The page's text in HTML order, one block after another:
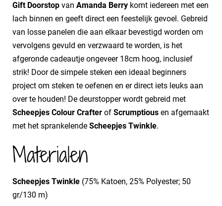
Gift Doorstop van Amanda Berry komt iedereen met een
lach binnen en geeft direct een feestelijk gevoel. Gebreid
van losse panelen die aan elkaar bevestigd worden om
vervolgens gevuld en verzwaard te worden, is het
afgeronde cadeautje ongeveer 18cm hoog, inclusief
strik! Door de simpele steken een ideaal beginners
project om steken te oefenen en er direct iets leuks aan
over te houden! De deurstopper wordt gebreid met
Scheepjes Colour Crafter of Scrumptious en afgemaakt
met het sprankelende Scheepjes Twinkle.
Materialen
Scheepjes Twinkle (75% Katoen, 25% Polyester; 50
gr/130 m)